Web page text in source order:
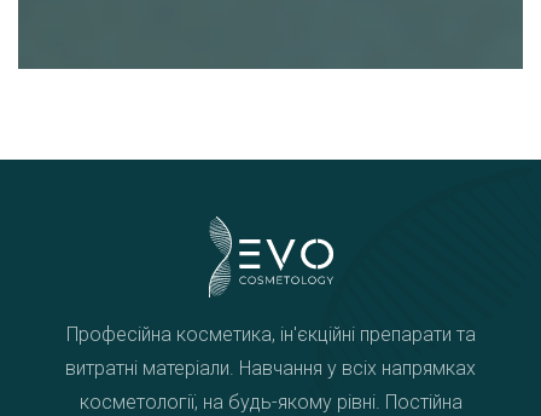
Професійна косметика, ін'єкційні препарати та
витратні матеріали. Навчання у всіх напрямках
косметології, на будь-якому рівні. Постійна